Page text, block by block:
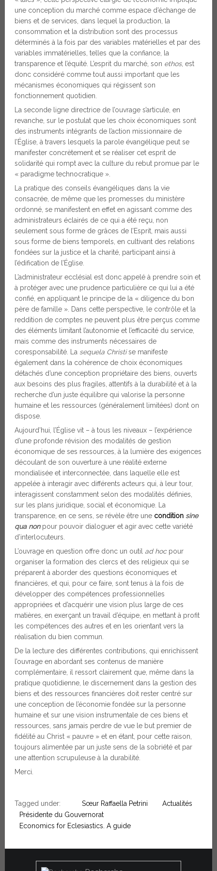
une conception du marché comme espace d’échange de
biens et de services, dans lequel la production, la
consommation et la distribution sont des processus
déterminés à la fois par des variables matérielles et par des
variables immatérielles, telles que la confiance, la
transparence et l’équité. L’esprit du marché, son ethos, est
donc considéré comme tout aussi important que les
mécanismes économiques qui régissent son
fonctionnement quotidien.
La seconde ligne directrice de l’ouvrage s’articule, en
revanche, sur le postulat que les choix économiques sont
des instruments intégrants de l’action missionnaire de
l’Église, à travers lesquels la parole évangélique peut se
manifester concrètement et se réaliser cet esprit de
solidarité qui rompt avec la culture du rebut promue par le
« paradigme technocratique ».
La pratique des conseils évangéliques dans la vie
consacrée, de même que les promesses du ministère
ordonné, se manifestent en effet en agissant comme des
administrateurs éclairés de ce qui a été reçu, non
seulement sous forme de grâces de l’Esprit, mais aussi
sous forme de biens temporels, en cultivant des relations
fondées sur la justice et la charité, participant ainsi à
l’édification de l’Église.
L’administrateur ecclésial est donc appelé à prendre soin et
à protéger avec une prudence particulière ce qui lui a été
confié, en appliquant le principe de la « diligence du bon
père de famille ». Dans cette perspective, le contrôle et la
reddition de comptes ne peuvent plus être perçus comme
des éléments limitant l’autonomie et l’efficacité du service,
mais comme des instruments nécessaires de
coresponsabilité. La sequela Christise manifeste
également dans la cohérence de choix économiques
détachés d’une conception propriétaire des biens, ouverts
aux besoins des plus fragiles, attentifs à la durabilité et à la
recherche d’un juste équilibre qui valorise la personne
humaine et les ressources (généralement limitées) dont on
dispose.
Aujourd’hui, l’Église vit – à tous les niveaux – l’expérience
d’une profonde révision des modalités de gestion
économique de ses ressources, à la lumière des exigences
découlant de son ouverture à une réalité externe
mondialisée et interconnectée, dans laquelle elle est
appelée à interagir avec différents acteurs qui, à leur tour,
interagissent constamment selon des modalités définies,
sur les plans juridique, social et économique. La
transparence, en ce sens, se révèle être une condition sine
qua nonpour pouvoir dialoguer et agir avec cette variété
d’interlocuteurs.
L’ouvrage en question offre donc un outil ad hoc pour
organiser la formation des clercs et des religieux qui se
préparent à aborder des questions économiques et
financières, et qui, pour ce faire, sont tenus à la fois de
développer des compétences professionnelles
appropriées et d’acquérir une vision plus large de ces
matières, en exerçant un travail d’équipe, en mettant à profit
les compétences des autres et en les orientant vers la
réalisation du bien commun.
De la lecture des différentes contributions, qui enrichissent
l’ouvrage en abordant ses contenus de manière
complémentaire, il ressort clairement que, même dans la
pratique quotidienne, le discernement dans la gestion des
biens et des ressources financières doit rester centré sur
une conception de l’économie fondée sur la personne
humaine et sur une vision instrumentale de ces biens et
ressources, sans jamais perdre de vue le but premier de
fidélité au Christ « pauvre » et en étant, pour cette raison,
toujours alimentée par un juste sens de la sobriété et par
une attention scrupuleuse à la durabilité.
Merci.
Tagged under: Sœur Raffaella Petrini
Actualités
Présidente du Gouvernorat
Economics for Eclesiastics. A guide